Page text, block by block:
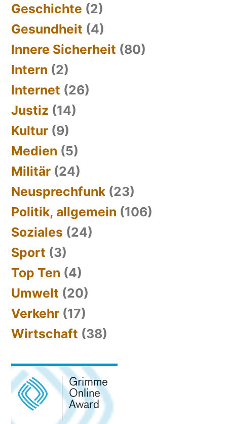
Geschichte (2)
Gesundheit (4)
Innere Sicherheit (80)
Intern (2)
Internet (26)
Justiz (14)
Kultur (9)
Medien (5)
Militär (24)
Neusprechfunk (23)
Politik, allgemein (106)
Soziales (24)
Sport (3)
Top Ten (4)
Umwelt (20)
Verkehr (17)
Wirtschaft (38)